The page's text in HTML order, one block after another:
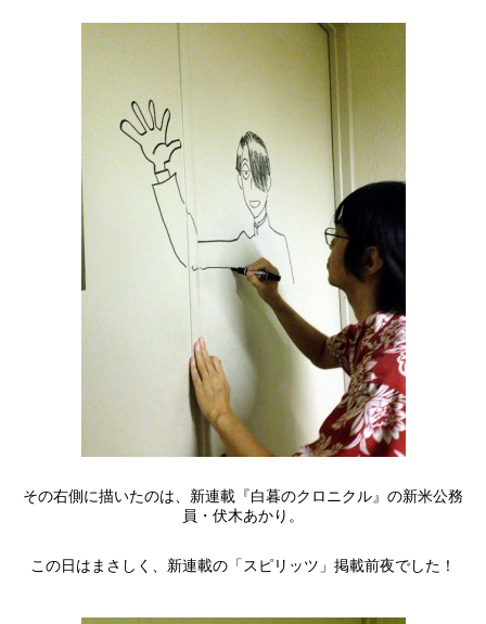
その右側に描いたのは、新連載『白暮のクロニクル』の新米公務
員・伏木あかり。
この日はまさしく、新連載の「スピリッツ」掲載前夜でした！